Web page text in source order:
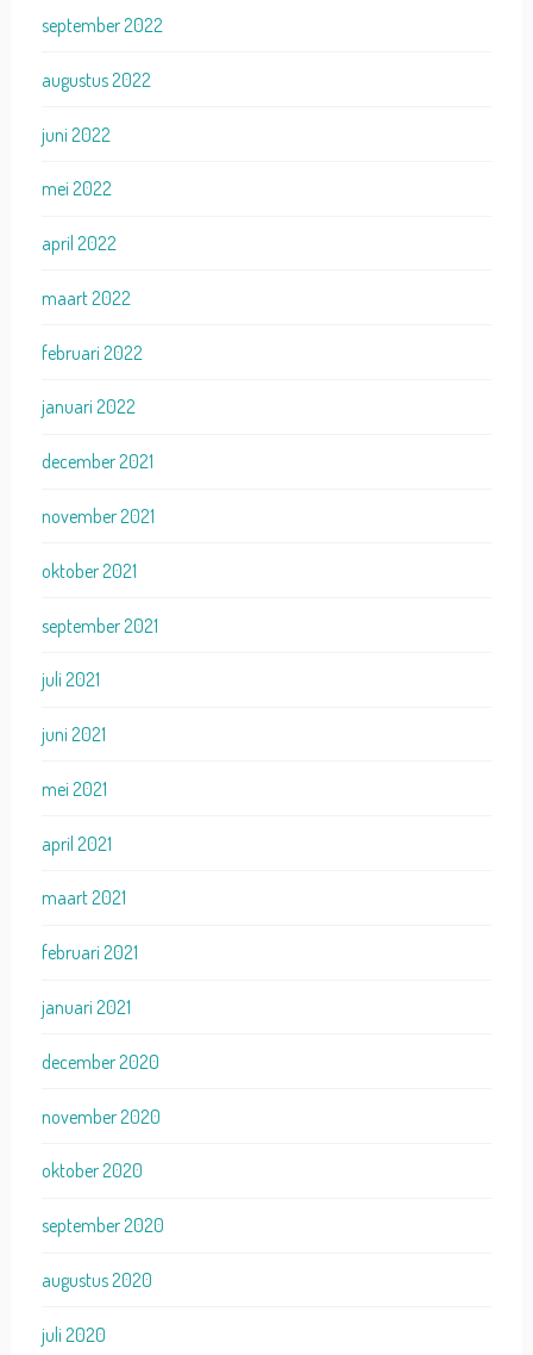
september 2022
augustus 2022
juni 2022
mei 2022
april 2022
maart 2022
februari 2022
januari 2022
december 2021
november 2021
oktober 2021
september 2021
juli 2021
juni 2021
mei 2021
april 2021
maart 2021
februari 2021
januari 2021
december 2020
november 2020
oktober 2020
september 2020
augustus 2020
juli 2020